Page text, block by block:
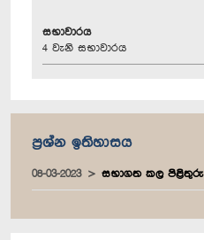
සභාවාරය
4 වැනි සභාවාරය
ප්‍රශ්න ඉතිහාසය
08-03-2023 සභාගත කල පිළිතුරු